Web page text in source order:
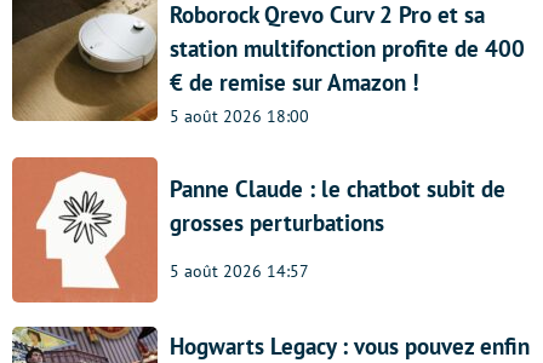
Roborock Qrevo Curv 2 Pro et sa
station multifonction profite de 400
€ de remise sur Amazon !
5 août 2026 18:00
Panne Claude : le chatbot subit de
grosses perturbations
5 août 2026 14:57
Hogwarts Legacy : vous pouvez enfin